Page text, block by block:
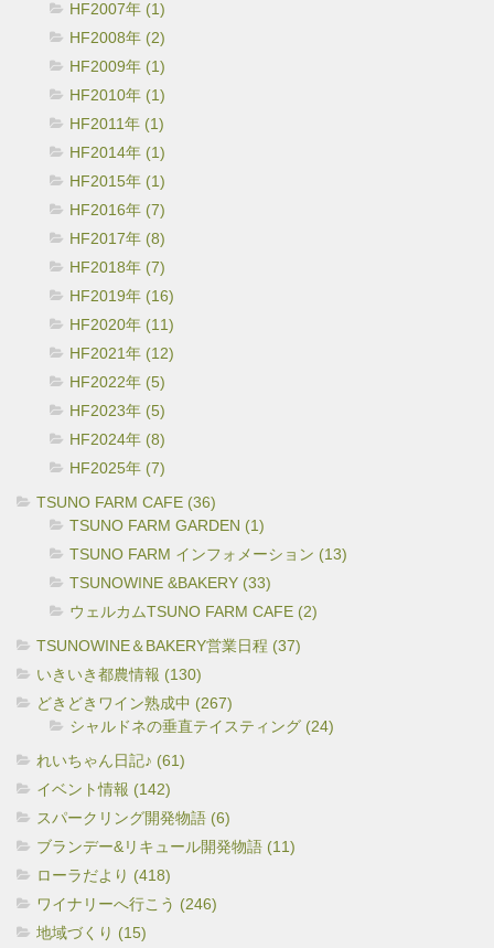
HF2007年 (1)
HF2008年 (2)
HF2009年 (1)
HF2010年 (1)
HF2011年 (1)
HF2014年 (1)
HF2015年 (1)
HF2016年 (7)
HF2017年 (8)
HF2018年 (7)
HF2019年 (16)
HF2020年 (11)
HF2021年 (12)
HF2022年 (5)
HF2023年 (5)
HF2024年 (8)
HF2025年 (7)
TSUNO FARM CAFE (36)
TSUNO FARM GARDEN (1)
TSUNO FARM インフォメーション (13)
TSUNOWINE &BAKERY (33)
ウェルカムTSUNO FARM CAFE (2)
TSUNOWINE＆BAKERY営業日程 (37)
いきいき都農情報 (130)
どきどきワイン熟成中 (267)
シャルドネの垂直テイスティング (24)
れいちゃん日記♪ (61)
イベント情報 (142)
スパークリング開発物語 (6)
ブランデー&リキュール開発物語 (11)
ローラだより (418)
ワイナリーへ行こう (246)
地域づくり (15)